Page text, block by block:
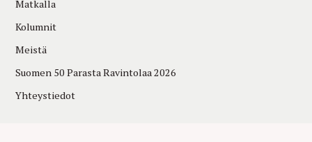
Matkalla
Kolumnit
Meistä
Suomen 50 Parasta Ravintolaa 2026
Yhteystiedot